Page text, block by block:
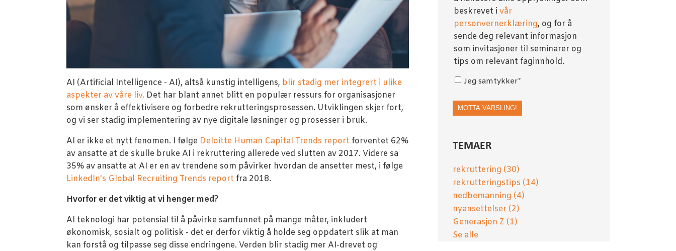
AI (Artificial Intelligence - AI), altså kunstig intelligens, blir stadig mer integrert i ulike
aspekter av våre liv. Det har blant annet blitt en populær ressurs for organisasjoner
som ønsker å effektivisere og forbedre rekrutteringsprosessen. Utviklingen skjer fort,
og vi ser stadig implementering av nye digitale løsninger og prosesser i bruk.
AI er ikke et nytt fenomen. I følge Deloitte Human Capital Trends report forventet 62%
av ansatte at de skulle bruke AI i rekruttering allerede ved slutten av 2017. Videre sa
35% av ansatte at AI er en av trendene som påvirker hvordan de ansetter mest, i følge
LinkedIn's Global Recruiting Trends report fra 2018.
Hvorfor er det viktig at vi henger med?
AI teknologi har potensial til å påvirke samfunnet på mange måter, inkludert
økonomisk, sosialt og politisk - det er derfor viktig å holde seg oppdatert slik at man
kan forstå og tilpasse seg disse endringene. Verden blir stadig mer AI-drevet og
beskrevet ivår
personvernerklæring, og for å
sende deg relevant informasjon
som invitasjoner til seminarer og
tips om relevant faginnhold.
Jeg samtykker*
TEMAER
rekruttering (30)
rekrutteringstips (14)
nedbemanning (4)
nyansettelser (2)
Generasjon Z (1)
Se alle